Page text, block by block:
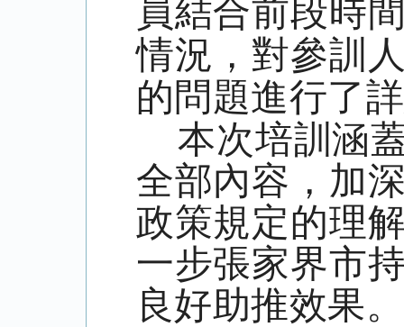
員結合前段時
情況，對參訓
的問題進行了
本次培訓涵
全部內容，加
政策規定的理
一步張家界市
良好助推效果。